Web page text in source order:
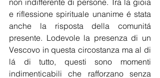
non indifferente di persone. Tra la gioia
e riflessione spirituale unanime é stata
anche la risposta della comunitá
presente. Lodevole la presenza di un
Vescovo in questa circostanza ma al di
lá di tutto, questi sono momenti
indimenticabili che rafforzano senza